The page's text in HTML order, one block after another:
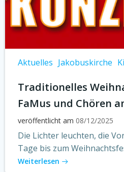
Aktuelles Jakobuskirche
Traditionelles
FaMus und Chören
veröffentlicht am 08/12/2025
Die Lichter leuchten, die
Tage bis zum
Weiterlesen